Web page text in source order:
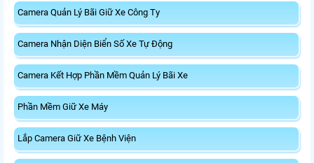
Camera Quản Lý Bãi Giữ Xe Công Ty
Camera Nhận Diện Biển Số Xe Tự Động
Camera Kết Hợp Phần Mềm Quản Lý Bãi Xe
Phần Mềm Giữ Xe Máy
Lắp Camera Giữ Xe Bệnh Viện